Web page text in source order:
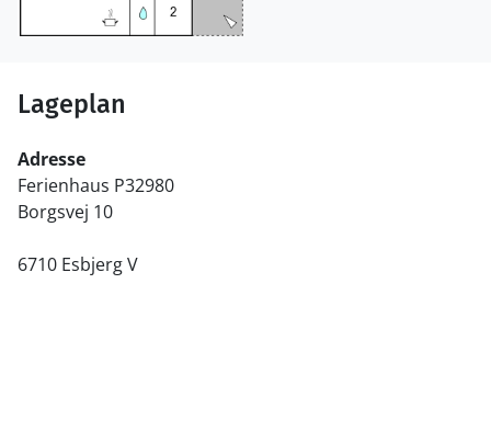
Lageplan
Adresse
Ferienhaus P32980
Borgsvej 10
6710 Esbjerg V